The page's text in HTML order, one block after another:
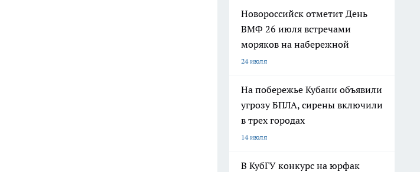
Новороссийск отметит День
ВМФ 26 июля встречами
моряков на набережной
24 июля
На побережье Кубани объявили
угрозу БПЛА, сирены включили
в трех городах
14 июля
В КубГУ конкурс на юрфак